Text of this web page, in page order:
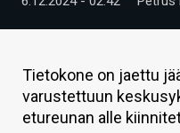
HINTA.FI
KAUPPA
Tietokone on jaettu
varustettuun
etureunan alle